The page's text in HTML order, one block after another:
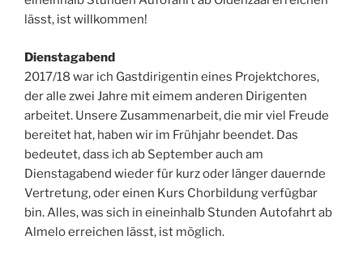
lässt, ist willkommen!
Dienstagabend
2017/18 war ich Gastdirigentin eines Projektchores,
der alle zwei Jahre mit eimem anderen Dirigenten
arbeitet. Unsere Zusammenarbeit, die mir viel Freude
bereitet hat, haben wir im Frühjahr beendet. Das
bedeutet, dass ich ab September auch am
Dienstagabend wieder für kurz oder länger dauernde
Vertretung, oder einen Kurs Chorbildung verfügbar
bin. Alles, was sich in eineinhalb Stunden Autofahrt ab
Almelo erreichen lässt, ist möglich.